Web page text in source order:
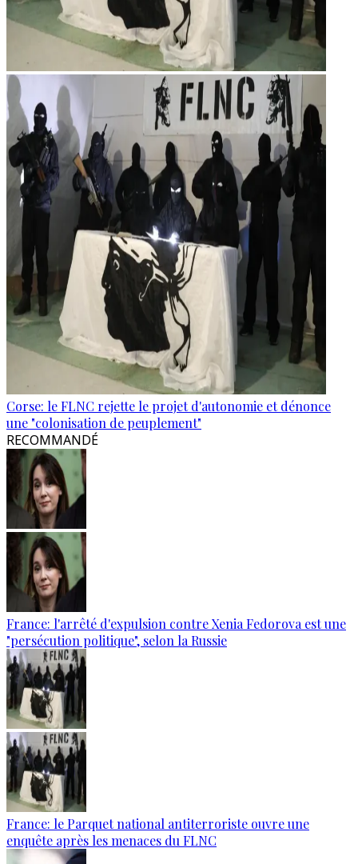
Corse: le FLNC rejette le projet d'autonomie et dénonce
une "colonisation de peuplement"
RECOMMANDÉ
France: l'arrêté d'expulsion contre Xenia Fedorova est une
"persécution politique", selon la Russie
France: le Parquet national antiterroriste ouvre une
enquête après les menaces du FLNC